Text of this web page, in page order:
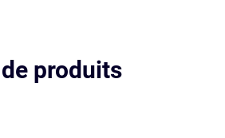
produits